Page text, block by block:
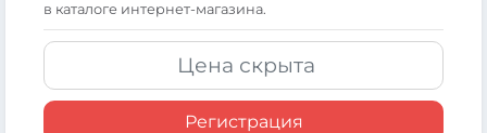
в каталоге интернет-магазина.
Цена скрыта
Регистрация